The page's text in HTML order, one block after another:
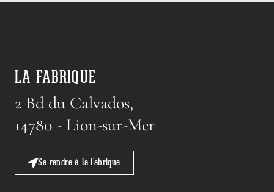
LA FABRIQUE
2 Bd du Calvados,
14780 - Lion-sur-Mer
Se rendre à la Fabrique